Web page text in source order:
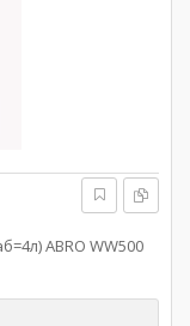
ABRO WW500